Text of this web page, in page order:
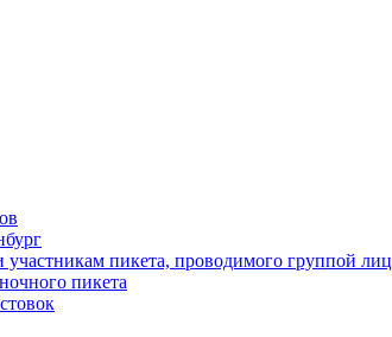
участникам пикета, проводимого группой лиц
пикета